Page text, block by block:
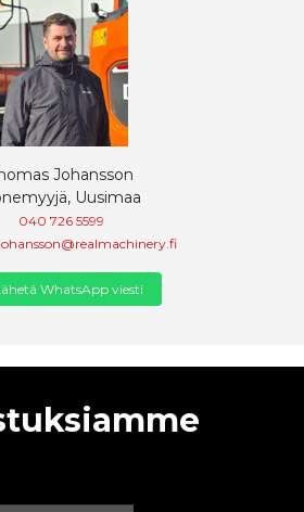
Johansson
Uusimaa
040 726 5599
WhatsApp viesti